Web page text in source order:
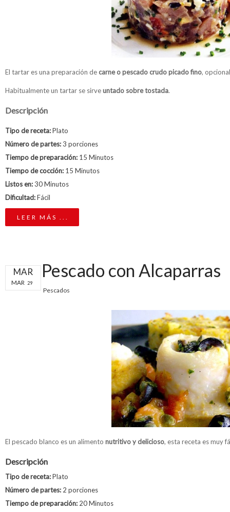
El tartar es una preparación de carne o pescado crudo picado fino,
Habitualmente un tartar se sirveuntado sobre tostada.
Descripción
Tipo de receta:Plato
Número de partes:3 porciones
Tiempo de preparación: 15 Minutos
Tiempo de cocción: 15 Minutos
Listos en:30 Minutos
Dificultad:Fácil
LEER MÁS ...
MAR
MAR 29
Pescado con Alcaparras
Pescados
El pescado blanco es un alimento nutritivo y delicioso, esta receta es muy
Descripción
Tipo de receta:Plato
Número de partes: 2 porciones
Tiempo de preparación: 20 Minutos